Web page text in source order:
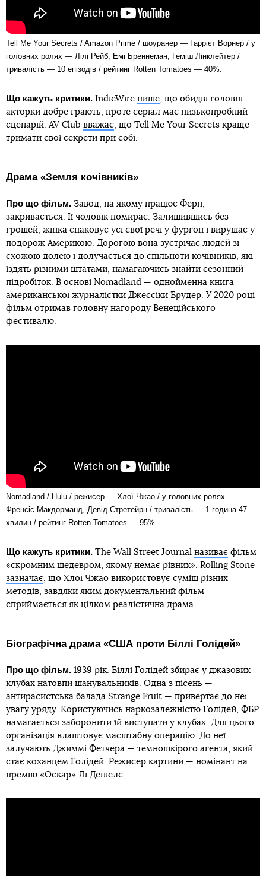
Tell Me Your Secrets / Amazon Prime / шоуранер — Гаррієт Ворнер / у
головних ролях — Лілі Рейб, Емі Бреннеман, Геміш Лінклейтер /
тривалість — 10 епізодів / рейтинг Rotten Tomatoes — 40%.
Що кажуть критики. IndieWire пише, що обидві головні
акторки добре грають, проте серіал має низькопробний
сценарій. AV Club вважає, що Tell Me Your Secrets краще
тримати свої секрети при собі.
Драма «Земля кочівників»
Про що фільм. Завод, на якому працює Ферн,
закривається. Її чоловік помирає. Залишившись без
грошей, жінка спаковує усі свої речі у фургон і вирушає у
подорож Америкою. Дорогою вона зустрічає людей зі
схожою долею і долучається до спільноти кочівників, які
їздять різними штатами, намагаючись знайти сезонний
підробіток. В основі Nomadland — однойменна книга
американської журналістки Джессіки Брудер. У 2020 році
фільм отримав головну нагороду Венеційського
фестивалю.
Nomadland / Hulu / режисер — Хлої Чжао / у головних ролях —
Френсіс Макдорманд, Девід Стретейрн / тривалість — 1 година 47
хвилин / рейтинг Rotten Tomatoes — 95%.
Що кажуть критики. The Wall Street Journal називає фільм
«скромним шедевром, якому немає рівних». Rolling Stone
зазначає, що Хлої Чжао використовує суміш різних
методів, завдяки яким документальний фільм
сприймається як цілком реалістична драма.
Біографічна драма «США проти Біллі Голідей»
Про що фільм. 1939 рік. Біллі Голідей збирає у джазових
клубах натовпи шанувальників. Одна з пісень —
антирасистська балада Strange Fruit — привертає до неї
увагу уряду. Користуючись наркозалежністю Голідей, ФБР
намагається заборонити їй виступати у клубах. Для цього
організація влаштовує масштабну операцію. До неї
залучають Джиммі Фетчера — темношкірого агента, який
стає коханцем Голідей. Режисер картини — номінант на
премію «Оскар» Лі Деніелс.